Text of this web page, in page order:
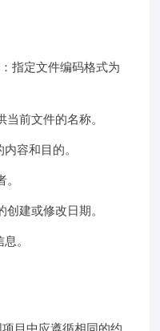
：指定文件编码格式为
当前文件的名称。
容和目的。
创建或修改日期。
。
目中应遵循相同的约